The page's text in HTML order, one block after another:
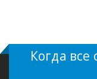
Когда